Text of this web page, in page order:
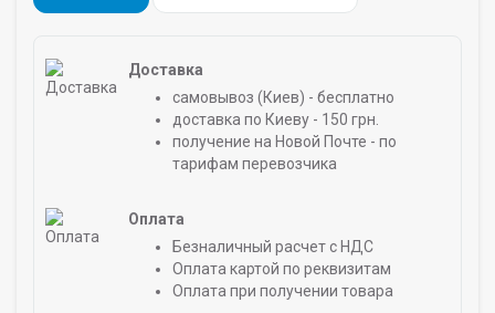
Доставка
самовывоз (Киев) - бесплатно
доставка по Киеву - 150 грн.
получение на Новой Почте - по
тарифам перевозчика
Оплата
Безналичный расчет с НДС
Оплата картой по реквизитам
Оплата при получении товара